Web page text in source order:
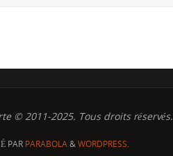
© 2011-2025. Tous droits réservés.
PAR PARABOLA&WORDPRESS.